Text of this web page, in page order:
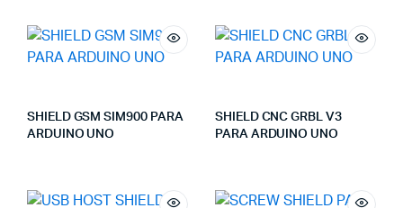
SHIELD GSM SIM900 PARA
ARDUINO UNO
SHIELD CNC GRBL V3
PARA ARDUINO UNO